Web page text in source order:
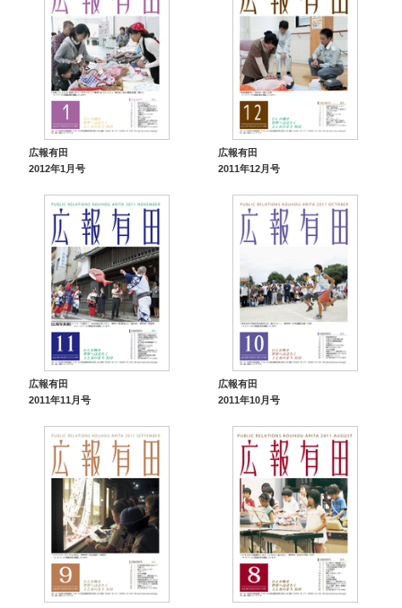
広報有田
2012年1月号
広報有田
2011年12月号
広報有田
2011年11月号
広報有田
2011年10月号